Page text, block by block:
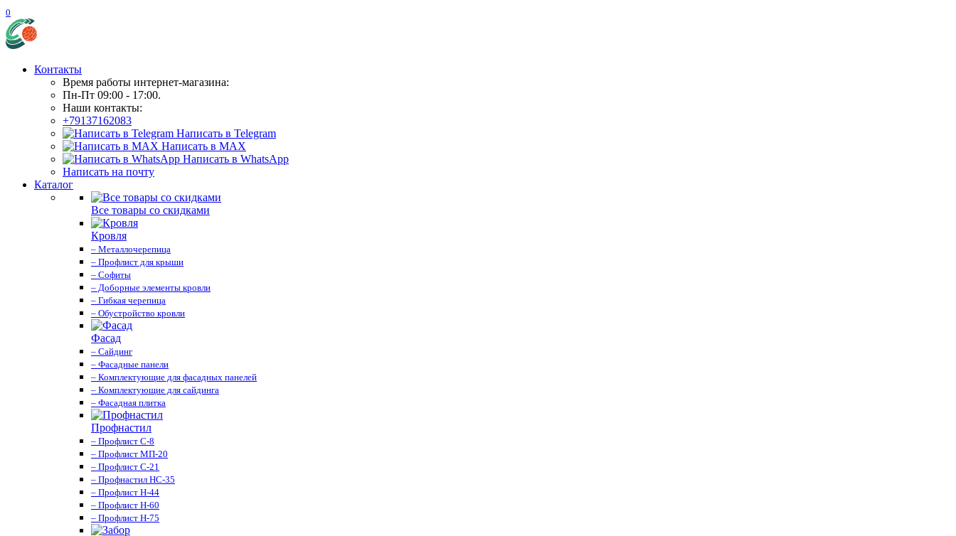
0
Контакты
Время работы интернет-магазина:
Пн-Пт 09:00 - 17:00.
Наши контакты:
+79137162083
Написать в Telegram
Написать в MAX
Написать в WhatsApp
Написать на почту
Каталог
Все товары со скидками
Кровля
– Металлочерепица
– Профлист для крыши
– Софиты
– Доборные элементы кровли
– Гибкая черепица
– Обустройство кровли
Фасад
– Сайдинг
– Фасадные панели
– Комплектующие для фасадных панелей
– Комплектующие для сайдинга
– Фасадная плитка
Профнастил
– Профлист С-8
– Профлист МП-20
– Профлист С-21
– Профнастил НС-35
– Профлист Н-44
– Профлист Н-60
– Профлист Н-75